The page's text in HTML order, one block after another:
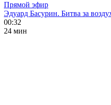
Прямой эфир
Эдуард Басурин. Битва за
00:32
24 мин